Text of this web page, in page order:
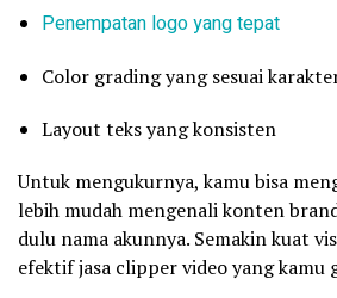
Penempatan logo yang tepat
Color grading yang sesuai
Layout teks yang konsisten
Untuk mengukurnya, kamu bisa
lebih mudah mengenali konten
dulu nama akunnya. Semakin kuat
efektif jasa clipper video yang kamu